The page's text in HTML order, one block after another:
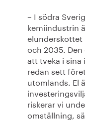
– I södra
kemiindustrin
och 2035.
att tveka i
redan sett
utomlands. El
riskerar vi
omställning,